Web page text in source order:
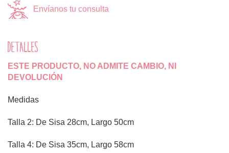
Envíanos tu consulta
DETALLES
ESTE PRODUCTO, NO ADMITE CAMBIO, NI
DEVOLUCIÓN
Medidas
Talla 2: De Sisa 28cm, Largo 50cm
Talla 4: De Sisa 35cm, Largo 58cm